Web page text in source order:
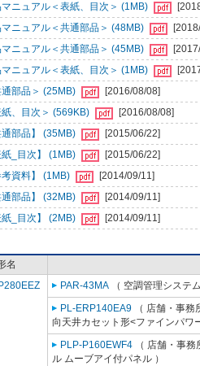
ニュアル＜表紙、目次＞ (1MB)
ニュアル＜共通部品＞ (48MB)
ニュアル＜共通部品＞ (45MB)
ニュアル＜表紙、目次＞ (1MB)
部品＞ (25MB)
[2016/08/08]
、目次＞ (569KB)
[2016/08/08]
部品】 (35MB)
[2015/06/22]
_目次】 (1MB)
[2015/06/22]
資料】 (1MB)
[2014/09/11]
部品】 (32MB)
[2014/09/11]
_目次】 (2MB)
[2014/09/11]
名
PAR-43MA （ 空調管理システ
PL-ERP140EA9 （ 店舗・事
向天井カセット形<ファインパワ
PLP-P160EWF4 （ 店舗・事
ル ムーブアイ付パネル ）